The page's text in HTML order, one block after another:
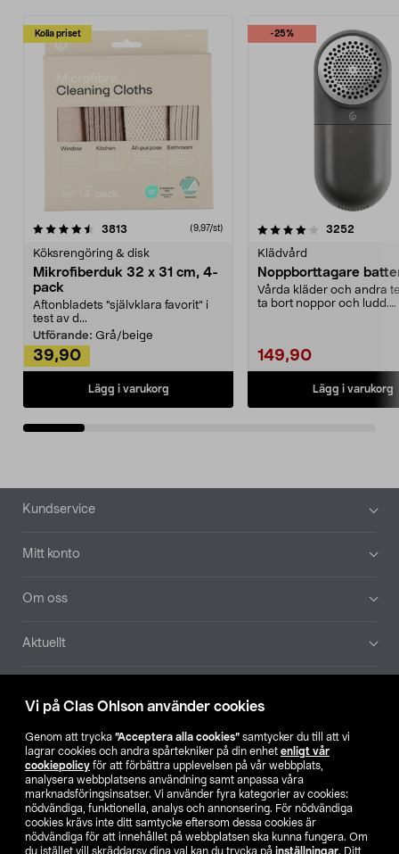
Vi på Clas Ohlson använder cookies
Genom att trycka ”Acceptera alla cookies” samtycker du till att vi
lagrar cookies och andra spårtekniker på din enhet enligt vår
cookiepolicy för att förbättra upplevelsen på vår webbplats,
analysera webbplatsens användning samt anpassa våra
marknadsföringsinsatser. Vi använder fyra kategorier av cookies:
nödvändiga, funktionella, analys och annonsering. För nödvändiga
cookies krävs inte ditt samtycke eftersom dessa cookies är
nödvändiga för att innehållet på webbplatsen ska kunna fungera. Om
du istället vill skräddarsy dina val kan du trycka på inställningar. Ditt
Kolla priset
3813 (9,97/st)
Köksrengöring & disk
Mikrofiberduk 32 x 31 cm, 4-
pack
Aftonbladets "självklara favorit” i
test av d...
Utförande: Grå/beige
39,90
Lägg i varukorg
-25%
4.0av 5 stjärnor 3252
Klädvård
Noppborttagare
Vårda kläder och andra
ta bort noppor och ludd.
149,90
Lägg i varukorg
4.5av 5 stjärnor
Sidfot
Kundservice
Mitt konto
Om oss
Aktuellt
Hitta butik
SE NO FI